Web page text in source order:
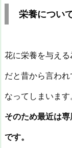
栄養につい
花に栄養を与え
だと昔から言わ
なってしまいます
そのため最近は
です。